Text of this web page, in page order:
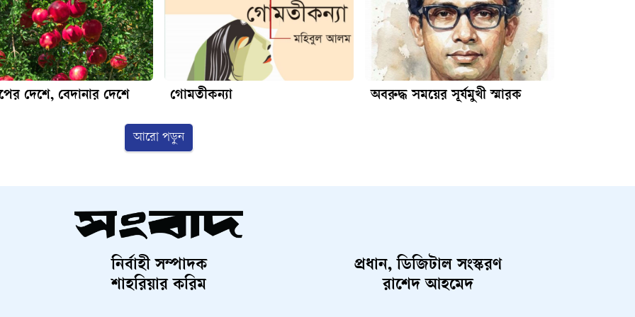
দেশে, বেদানার দেশে গোমতীকন্যা অবরুদ্ধ সময়ের সূর্যমুখী স্মারক
আরো পড়ুন
নির্বাহী সম্পাদক
শাহরিয়ার করিম
প্রধান, ডিজিটাল সংস্করণ
রাশেদ আহমেদ